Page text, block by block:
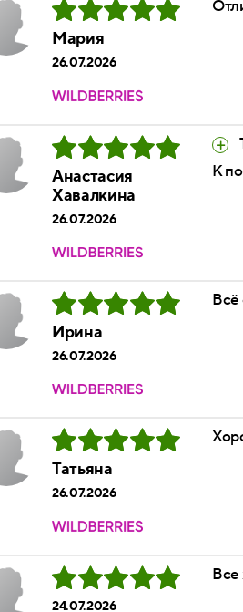
Мария
26.07.2026
Анастасия
Хавалкина
26.07.2026
К
Ирина
26.07.2026
Всё
Татьяна
26.07.2026
24.07.2026